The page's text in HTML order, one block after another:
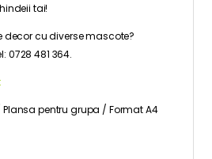
tai!
decor cu diverse mascote?
0728 481 364.
pentru grupa / Format A4